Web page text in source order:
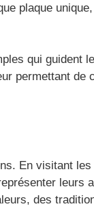
plaque
qui guident
permettant de
En visitant
leurs
des